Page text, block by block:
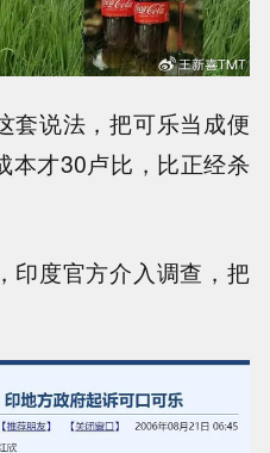
套说法，把可乐当成便
本才30卢比，比正经杀
印度官方介入调查，把